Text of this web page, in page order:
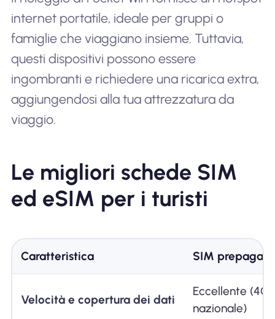
internet portatile, ideale per gruppi o
famiglie che viaggiano insieme. Tuttavia,
questi dispositivi possono essere
ingombranti e richiedere una ricarica extra,
aggiungendosi alla tua attrezzatura da
viaggio.
Le migliori schede SIM
ed eSIM per i turisti
Caratteristica SIM
Velocità e copertura dei dati
Eccellente (4G
nazionale)